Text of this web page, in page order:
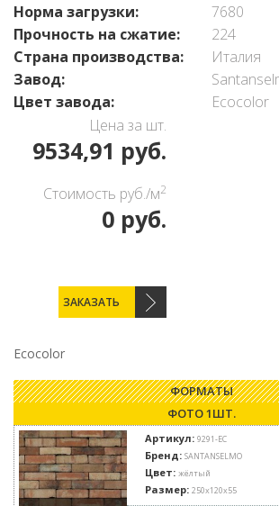
Норма загрузки:
7680
Прочность на сжатие:
224
Страна производства:
Италия
Завод:
Цвет завода:
Ecocolor
Цена за шт.
9534,91 руб.
Стоимость руб./м2
0 руб.
ЗАКАЗАТЬ
Ecocolor
ФОРМАТЫ
ФОТО 1ШТ.
Артикул: 9291-EC
Бренд: SANTANSELMO
Цвет: жёлтый
Размер: 250x120x55